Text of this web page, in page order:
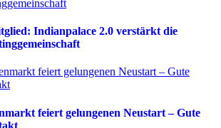
Indianpalace 2.0 verstärkt die
feiert gelungenen Neustart – Gute